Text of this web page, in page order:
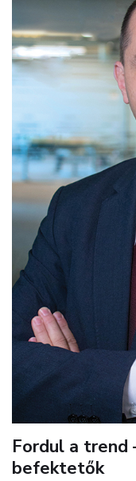
Fordul a trend
befektetők